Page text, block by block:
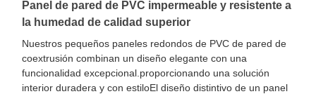
Panel de pared de PVC impermeable y resistente a
la humedad de calidad superior
Nuestros pequeños paneles redondos de PVC de pared de
coextrusión combinan un diseño elegante con una
funcionalidad excepcional.proporcionando una solución
interior duradera y con estiloEl diseño distintivo de un panel